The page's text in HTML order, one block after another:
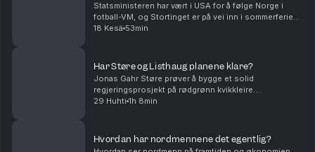
Statsministeren har vært i USA for å følge Norge i
fotball-VM, og Stortinget er på vei inn i sommerferien
etter å ha landet et revidert nasjonalbudsjett. Ny
18 Kesä 53min
Har Støre og Listhaug planene klare?
Jonas Gahr Støre prøver å bygge et solid
regjeringsprosjekt på rødgrønn kvikkleire.
Forhandlingene om revidert nasjonalbudsjett, som
29 Huhti 1h 8min
Hvordan har nordmennene det egentlig?